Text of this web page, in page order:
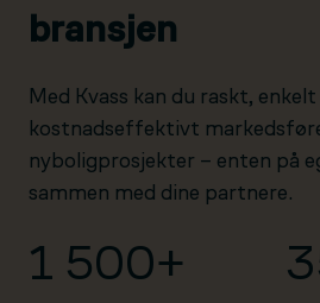
bransjen
Med Kvass kan du raskt, enkelt
kostnadseffektivt
nyboligprosjekter – enten på
sammen med dine partnere.
1 500+